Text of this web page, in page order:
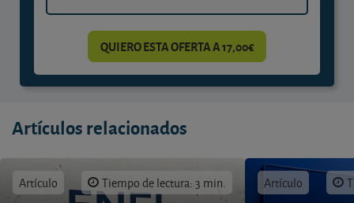
QUIERO ESTA OFERTA A 17,00€
Artículos relacionados
Artículo Tiempo de lectura: 3 min. Artículo